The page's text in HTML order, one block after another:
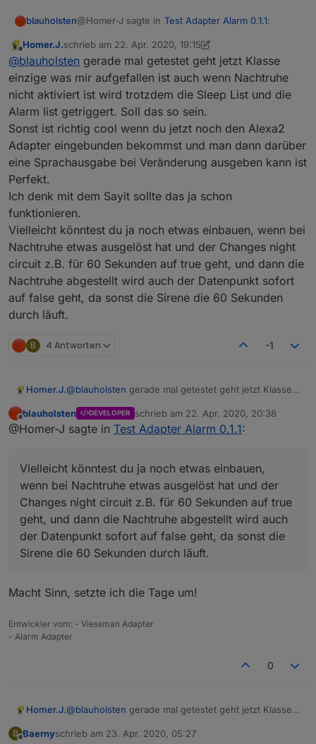
blauholsten@Homer-J sagte in Test Adapter Alarm 0.1.1:
@blauholstenjab das iss es.
erledigt in der neuen Version! Man kann sich die
Zeit in der Konfig einstellen, wie lange der
Datenpunkt info...... aktiv sein soll! Bitte testen und
feedback geben.
Offline
Homer.J.schrieb am 22. Apr. 2020, 19:15
zuletzt editiert von Homer.J.
@blauholsten gerade mal getestet geht jetzt Klasse
einzige was mir aufgefallen ist auch wenn Nachtruhe
nicht aktiviert ist wird trotzdem die Sleep List und die
Alarm list getriggert. Soll das so sein.
Sonst ist richtig cool wenn du jetzt noch den Alexa2
Adapter eingebunden bekommst und man dann darüber
eine Sprachausgabe bei Veränderung ausgeben kann ist
Perfekt.
Ich denk mit dem Sayit sollte das ja schon
funktionieren.
Vielleicht könntest du ja noch etwas einbauen, wenn bei
Nachtruhe etwas ausgelöst hat und der Changes night
circuit z.B. für 60 Sekunden auf true geht, und dann die
Nachtruhe abgestellt wird auch der Datenpunkt sofort
auf false geht, da sonst die Sirene die 60 Sekunden
durch läuft.
B 4 Antworten -1
Homer.J.@blauholsten gerade mal getestet geht jetzt Klasse
nicht aktiviert ist wird trotzdem die Sleep List und die
Alarm list getriggert. Soll das so sein.
darüber eine Sprachausgabe bei Veränderung
ausgeben kann ist Perfekt.
Ich denk mit dem Sayit sollte das ja schon
funktionieren.
Vielleicht könntest du ja noch etwas einbauen, wenn
bei Nachtruhe etwas ausgelöst hat und der Changes
night circuit z.B. für 60 Sekunden auf true geht, und
die 60 Sekunden durch läuft.
Offline
blauholsten DEVELOPER schrieb am 22. Apr. 2020, 20:38
zuletzt editiert von
@Homer-J sagte in Test Adapter Alarm 0.1.1:
Vielleicht könntest du ja noch etwas einbauen,
wenn bei Nachtruhe etwas ausgelöst hat und der
Changes night circuit z.B. für 60 Sekunden auf true
geht, und dann die Nachtruhe abgestellt wird auch
der Datenpunkt sofort auf false geht, da sonst die
Sirene die 60 Sekunden durch läuft.
Macht Sinn, setzte ich die Tage um!
Entwickler vom: - Viessman Adapter
- Alarm Adapter
0
Homer.J.@blauholsten gerade mal getestet geht jetzt Klasse
nicht aktiviert ist wird trotzdem die Sleep List und die
B Baernyschrieb am 23. Apr. 2020, 05:27
zuletzt editiert von